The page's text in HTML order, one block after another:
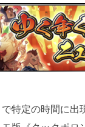
で特定の時間に